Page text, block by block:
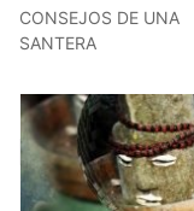
CONSEJOS DE UNA
SANTERA